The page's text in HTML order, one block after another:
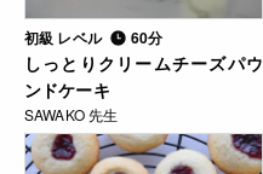
初級 レベル 60分
しっとりクリームチーズパウ
ンドケーキ
SAWAKO 先生